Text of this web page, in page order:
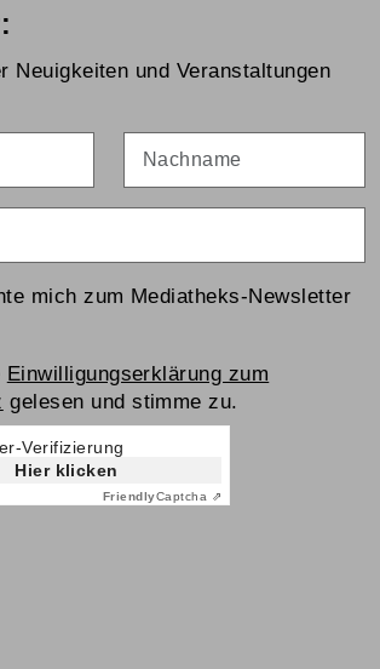
Neuigkeiten und Veranstaltungen
mich zum Mediatheks-Newsletter
Einwilligungserklärung zum
gelesen und stimme zu.
Verifizierung
Hier klicken
FriendlyCaptcha ⇗